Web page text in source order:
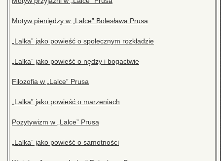
Motyw pieniędzy w „Lalce” Bolesława Prusa
„Lalka” jako powieść o społecznym rozkładzie
„Lalka” jako powieść o nędzy i bogactwie
Filozofia w „Lalce” Prusa
„Lalka” jako powieść o marzeniach
Pozytywizm w „Lalce” Prusa
„Lalka” jako powieść o samotności